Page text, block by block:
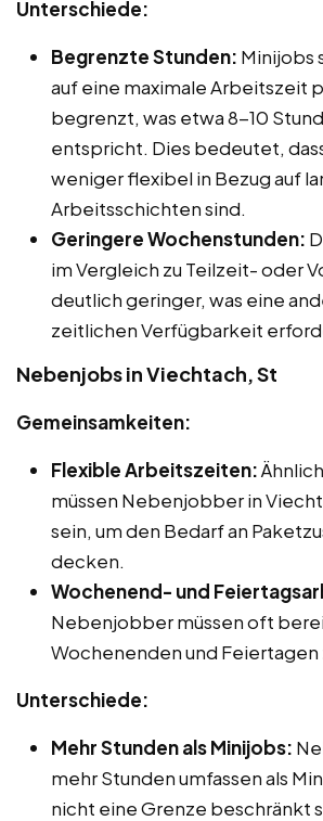
Unterschiede:
Begrenzte Stunden: Minijobs
auf eine maximale Arbeitszeit
begrenzt, was etwa 8-10
entspricht. Dies bedeutet,
weniger flexibel in Bezug auf
Arbeitsschichten sind.
Geringere Wochenstunden:
im Vergleich zu Teilzeit- oder
deutlich geringer, was eine
zeitlichen Verfügbarkeit
Nebenjobs in Viechtach, St
Gemeinsamkeiten:
Flexible Arbeitszeiten:
müssen Nebenjobber in
sein, um den Bedarf an
decken.
Wochenend- und
Nebenjobber müssen oft
Wochenenden und Feiertagen
Unterschiede:
Mehr Stunden als Minijobs:
mehr Stunden umfassen als
nicht eine Grenze beschränkt